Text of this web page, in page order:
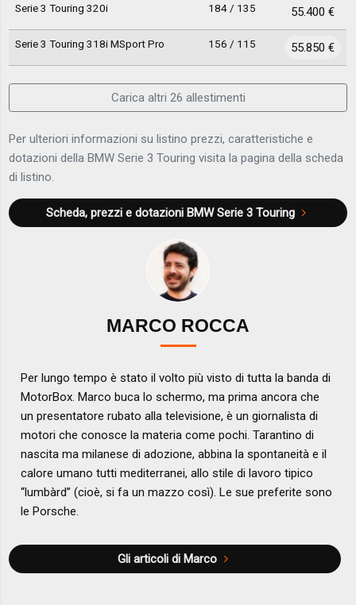
Serie 3 Touring 320i 184 / 135 55.400 €
Serie 3 Touring 318i MSport Pro 156 / 115 55.850 €
Carica altri 26 allestimenti
Per ulteriori informazioni su listino prezzi, caratteristiche e
dotazioni della BMW Serie 3 Touring visita la pagina della scheda
di listino.
Scheda, prezzi e dotazioni BMW Serie 3 Touring
MARCO ROCCA
Per lungo tempo è stato il volto più visto di tutta la banda di
MotorBox. Marco buca lo schermo, ma prima ancora che
un presentatore rubato alla televisione, è un giornalista di
motori che conosce la materia come pochi. Tarantino di
nascita ma milanese di adozione, abbina la spontaneità e il
calore umano tutti mediterranei, allo stile di lavoro tipico
“lumbàrd” (cioè, si fa un mazzo così). Le sue preferite sono
le Porsche.
Gli articoli di Marco